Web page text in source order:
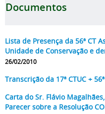
Documentos
Lista de Presença da 56ª CT
Unidade de Conservação e
26/02/2010
Transcrição da 17ª CTUC + 56ª
Carta do Sr. Flávio
Parecer sobre a Resolução